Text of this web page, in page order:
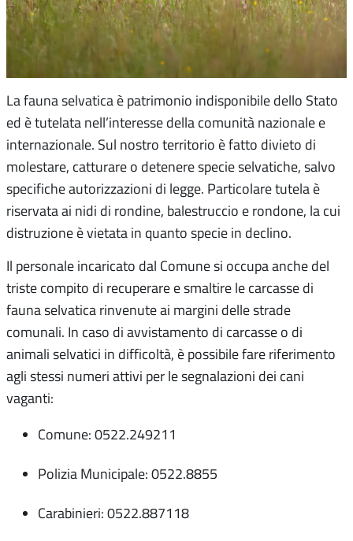
La fauna selvatica è patrimonio indisponibile dello Stato
ed è tutelata nell’interesse della comunità nazionale e
internazionale. Sul nostro territorio è fatto divieto di
molestare, catturare o detenere specie selvatiche, salvo
specifiche autorizzazioni di legge. Particolare tutela è
riservata ai nidi di rondine, balestruccio e rondone, la cui
distruzione è vietata in quanto specie in declino.
Il personale incaricato dal Comune si occupa anche del
triste compito di recuperare e smaltire le carcasse di
fauna selvatica rinvenute ai margini delle strade
comunali. In caso di avvistamento di carcasse o di
animali selvatici in difficoltà, è possibile fare riferimento
agli stessi numeri attivi per le segnalazioni dei cani
vaganti:
Comune: 0522.249211
Polizia Municipale: 0522.8855
Carabinieri: 0522.887118